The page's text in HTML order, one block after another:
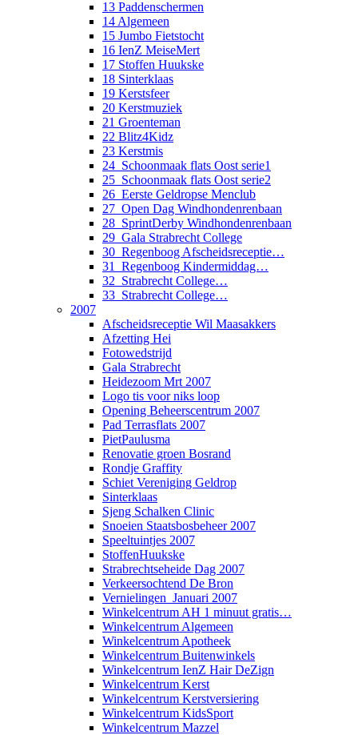
13 Paddenschermen
14 Algemeen
15 Jumbo Fietstocht
16 IenZ MeiseMert
17 Stoffen Huukske
18 Sinterklaas
19 Kerstsfeer
20 Kerstmuziek
21 Groenteman
22 Blitz4Kidz
23 Kerstmis
24_Schoonmaak flats Oost serie1
25_Schoonmaak flats Oost serie2
26_Eerste Geldropse Menclub
27_Open Dag Windhondenrenbaan
28_SprintDerby Windhondenrenbaan
29_Gala Strabrecht College
30_Regenboog Afscheidsreceptie…
31_Regenboog Kindermiddag…
32_Strabrecht College…
33_Strabrecht College…
2007
Afscheidsreceptie Wil Maasakkers
Afzetting Hei
Fotowedstrijd
Gala Strabrecht
Heidezoom Mrt 2007
Logo tis voor niks loop
Opening Beheerscentrum 2007
Pad Terrasflats 2007
PietPaulusma
Renovatie groen Bosrand
Rondje Graffity
Schiet Vereniging Geldrop
Sinterklaas
Sjeng Schalken Clinic
Snoeien Staatsbosbeheer 2007
Speeltuintjes 2007
StoffenHuukske
Strabrechtseheide Dag 2007
Verkeersochtend De Bron
Vernielingen_Januari 2007
Winkelcentrum AH 1 minuut gratis…
Winkelcentrum Algemeen
Winkelcentrum Apotheek
Winkelcentrum Buitenwinkels
Winkelcentrum IenZ Hair DeZign
Winkelcentrum Kerst
Winkelcentrum Kerstversiering
Winkelcentrum KidsSport
Winkelcentrum Mazzel